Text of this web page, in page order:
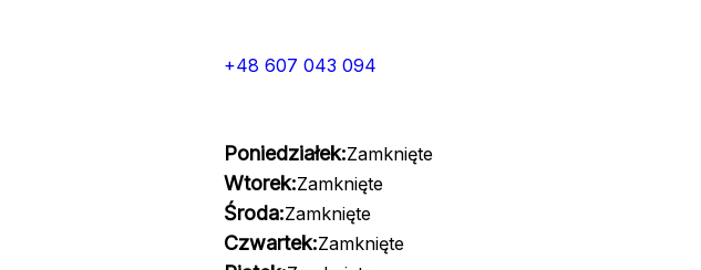
+48 607 043 094
Poniedziałek:Zamknięte
Wtorek:Zamknięte
Środa:Zamknięte
Czwartek:Zamknięte